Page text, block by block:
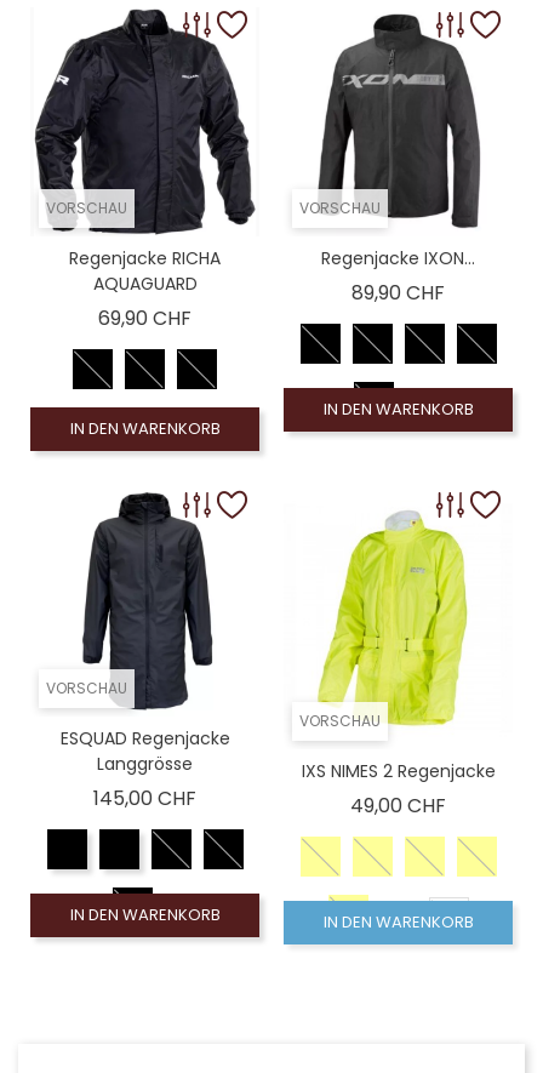
VORSCHAU
Regenjacke RICHA
AQUAGUARD
69,90 CHF
IN DEN WARENKORB
VORSCHAU
Regenjacke IXON...
89,90 CHF
IN DEN WARENKORB
VORSCHAU
ESQUAD Regenjacke
Langgrösse
145,00 CHF
IN DEN WARENKORB
VORSCHAU
IXS NIMES 2 Regenjacke
49,00 CHF
S
IN DEN WARENKORB